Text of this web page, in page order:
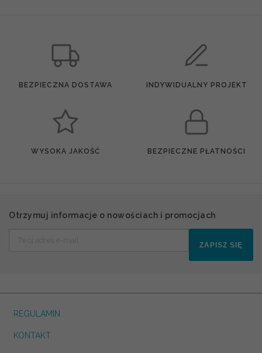
BEZPIECZNA DOSTAWA INDYWIDUALNY PROJEKT
WYSOKA JAKOŚĆ BEZPIECZNE PŁATNOŚCI
Otrzymuj informacje o nowościach i promocjach
ZAPISZ SIĘ
REGULAMIN
KONTAKT